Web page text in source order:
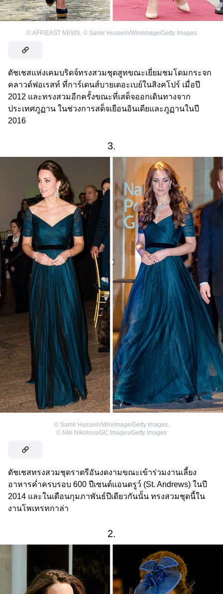
© AFP/EAST NEWS © Samir Hussein/WireImage/Getty Images
ดัชเชสแห่งเคมบริดจ์ทรงสวมชุดสูทขณะเยี่ยมชมโดมกระจก
คลาวด์ฟอเรสท์ ที่การ์เดนส์บายเดอะเบย์ในสิงคโปร์ เมื่อปี
2012 และทรงสวมอีกครั้งขณะที่เสด็จออกเดินทางจาก
ประเทศภูฏาน ในช่วงการสด็จเยือนอินเดียและภูฏานในปี
2016
3.
© Samir Hussein/WireImage/Getty Images,
© Niki Nikolova/GC Images/Getty Images
ดัชเชสทรงสวมชุดราตรีอันงดงามขณะเข้าร่วมงานเลี้ยง
อาหารค่ำครบรอบ 600 ปีเซนต์แอนดรูว์ (St. Andrews) ในปี
2014 และในเดือนกุมภาพันธ์ปีเดียวกันนั้น ทรงสวมชุดนี้ใน
งานโพเทรทกาล่า
2.